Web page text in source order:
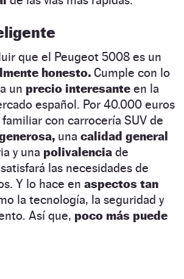
que el Peugeot 5008 es un
honesto. Cumple con lo
un precio interesante en la
español. Por 40.000 euros
con carrocería SUV de
una calidad general
y una polivalencia de
las necesidades de
Y lo hace en aspectos tan
la tecnología, la seguridad y
Así que, poco más puede